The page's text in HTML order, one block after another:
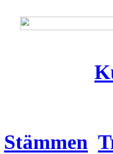
Stämmen